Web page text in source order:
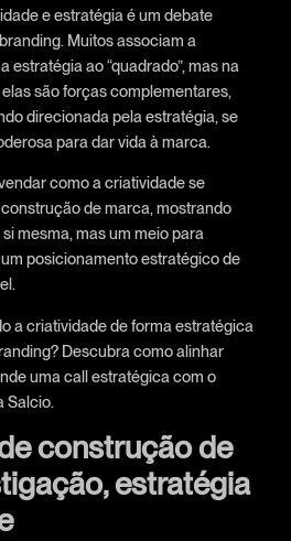
e estratégia é um debate
Muitos associam a
estratégia ao “quadrado”, mas na
são forças complementares,
direcionada pela estratégia, se
para dar vida à marca.
como a criatividade se
de marca, mostrando
mesma, mas um meio para
posicionamento estratégico de
a criatividade de forma estratégica
Descubra como alinhar
uma call estratégica com o
Salcio.
construção de
estratégia